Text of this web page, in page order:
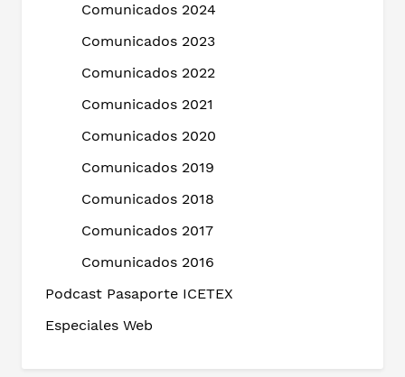
Comunicados 2024
Comunicados 2023
Comunicados 2022
Comunicados 2021
Comunicados 2020
Comunicados 2019
Comunicados 2018
Comunicados 2017
Comunicados 2016
Podcast Pasaporte ICETEX
Especiales Web